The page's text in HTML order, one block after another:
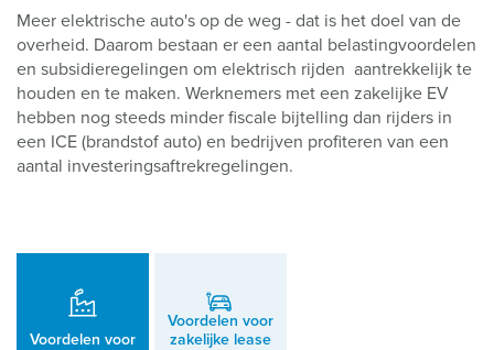
Meer elektrische auto's op de weg - dat is het doel van de
overheid. Daarom bestaan er een aantal belastingvoordelen
en subsidieregelingen om elektrisch rijden aantrekkelijk te
houden en te maken. Werknemers met een zakelijke EV
hebben nog steeds minder fiscale bijtelling dan rijders in
een ICE (brandstof auto) en bedrijven profiteren van een
aantal investeringsaftrekregelingen.
Voordelen voor
Voordelen voor
zakelijke lease